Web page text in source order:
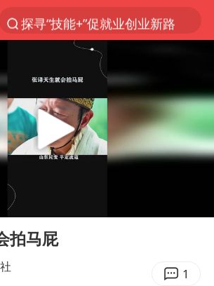
探寻“技能+”促就业创业新路
店主遭女子“鬼手”换钞
美国退回1000亿美元关税
38岁山东财大教授刘海明逝世
李亚鹏向地铁吐血女孩捐99999元
FIFA官方支持因凡蒂诺
拍马屁
1